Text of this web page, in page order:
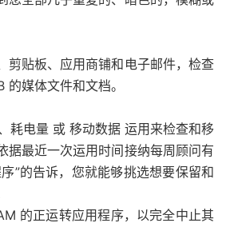
剪贴板、应用商铺和电子邮件，检查
媒体文件和文档。
耗电量 或 移动数据 运用来检查和移
据最近一次运用时间接纳每周顾问有
”的告诉，您就能够挑选想要保留和
的正运转应用程序，以完全中止其